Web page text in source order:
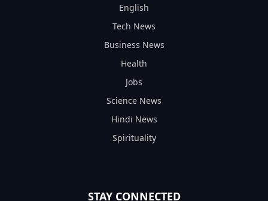
English
Tech News
Business News
Health
Jobs
Science News
Hindi News
Spirituality
STAY CONNECTED